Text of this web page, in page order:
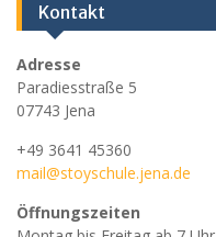
Kontakt
Adresse
Paradiesstraße 5
07743 Jena
+49 3641 45360
mail@stoyschule.jena.de
Öffnungszeiten